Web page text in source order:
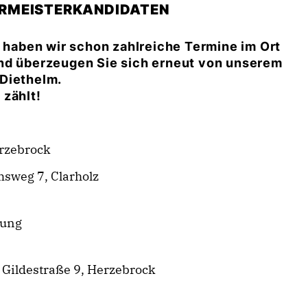
wir schon zahlreiche Termine im Ort
überzeugen Sie sich erneut von unserem
zählt!
7, Clarholz
9, Herzebrock